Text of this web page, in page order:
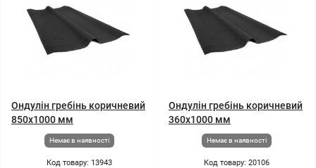
Ондулін гребінь коричневий
850x1000 мм
Немає в наявності
Код товару: 13943
Ондулін гребінь коричневий
360x1000 мм
Немає в наявності
Код товару: 20106